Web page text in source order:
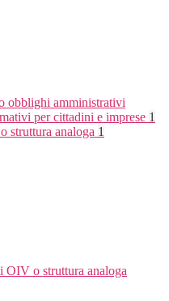
obblighi amministrativi
per cittadini e imprese 1
struttura analoga 1
OIV o struttura analoga